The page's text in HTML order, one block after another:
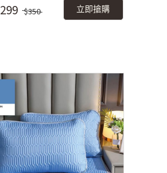
$350 立即搶購